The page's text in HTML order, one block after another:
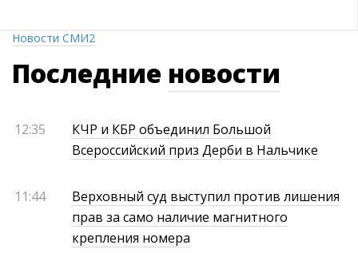
Новости СМИ2
Последние новости
12:35
КЧР и КБР объединил Большой
Всероссийский приз Дерби в Нальчике
11:44
Верховный суд выступил против лишения
прав за само наличие магнитного
крепления номера